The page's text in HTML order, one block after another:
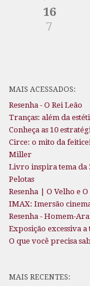
16
7
MAIS ACESSADOS:
Resenha - O Rei Leão
Tranças: além da
Conheça as 10
Circe: o mito da
Miller
Livro inspira tema da
Pelotas
Resenha | O Velho e
IMAX: Imersão
Resenha - Homem-
Exposição excessiva a
O que você precisa
MAIS RECENTES: